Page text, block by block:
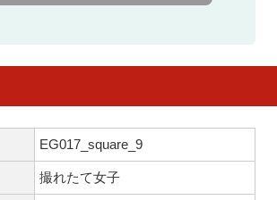
EG017_square_9
撮れたて女子